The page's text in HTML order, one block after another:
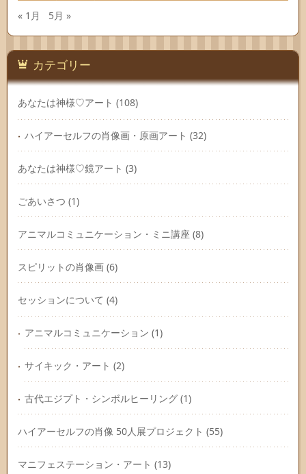
« 1月 5月 »
カテゴリー
あなたは神様♡アート (108)
ハイアーセルフの肖像画・原画アート (32)
あなたは神様♡鏡アート (3)
ごあいさつ (1)
アニマルコミュニケーション・ミニ講座 (8)
スピリットの肖像画 (6)
セッションについて (4)
アニマルコミュニケーション (1)
サイキック・アート (2)
古代エジプト・シンボルヒーリング (1)
ハイアーセルフの肖像 50人展プロジェクト (55)
マニフェステーション・アート (13)